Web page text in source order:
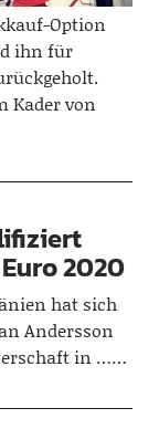
Option
ihn für
Kader von
2020
hat sich
Andersson
in ……